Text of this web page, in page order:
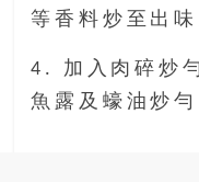
等香料炒至出味
4. 加入肉碎炒
魚露及蠔油炒勻